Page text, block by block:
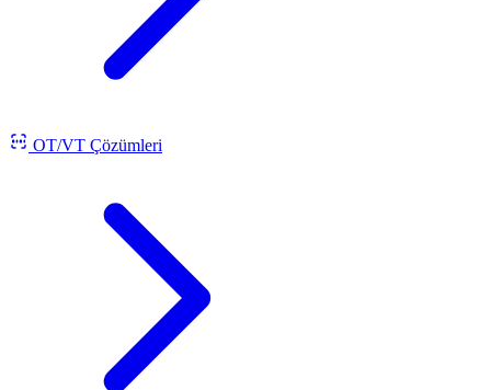
OT/VT Çözümleri